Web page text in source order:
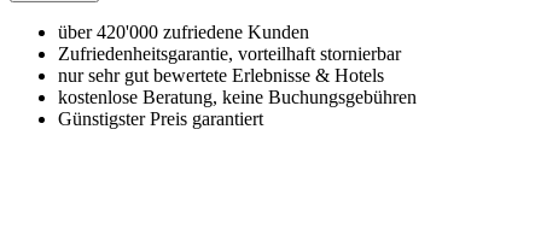
über 420'000 zufriedene Kunden
Zufriedenheitsgarantie, vorteilhaft stornierbar
nur sehr gut bewertete Erlebnisse & Hotels
kostenlose Beratung, keine Buchungsgebühren
Günstigster Preis garantiert